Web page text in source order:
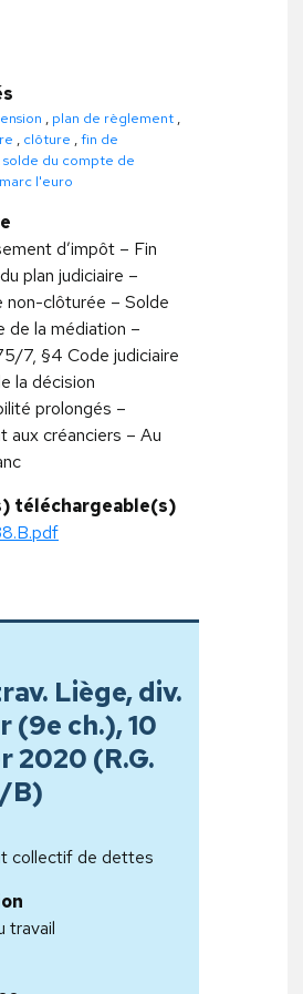
, plan de règlement ,
, clôture ,fin de
solde du compte de
marc l'euro
d’impôt – Fin
plan judiciaire –
non-clôturée – Solde
de la médiation –
7, §4 Code judiciaire
la décision
prolongés –
aux créanciers – Au
téléchargeable(s)
Liège, div.
(9e ch.), 10
2020 (R.G.
B)
collectif de dettes
travail